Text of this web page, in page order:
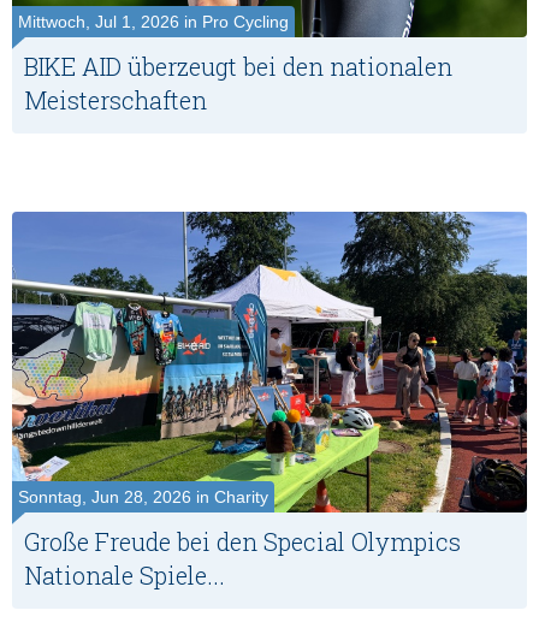
Mittwoch, Jul 1, 2026 in Pro Cycling
BIKE AID überzeugt bei den nationalen
Meisterschaften
Sonntag, Jun 28, 2026 in Charity
Große Freude bei den Special Olympics
Nationale Spiele...